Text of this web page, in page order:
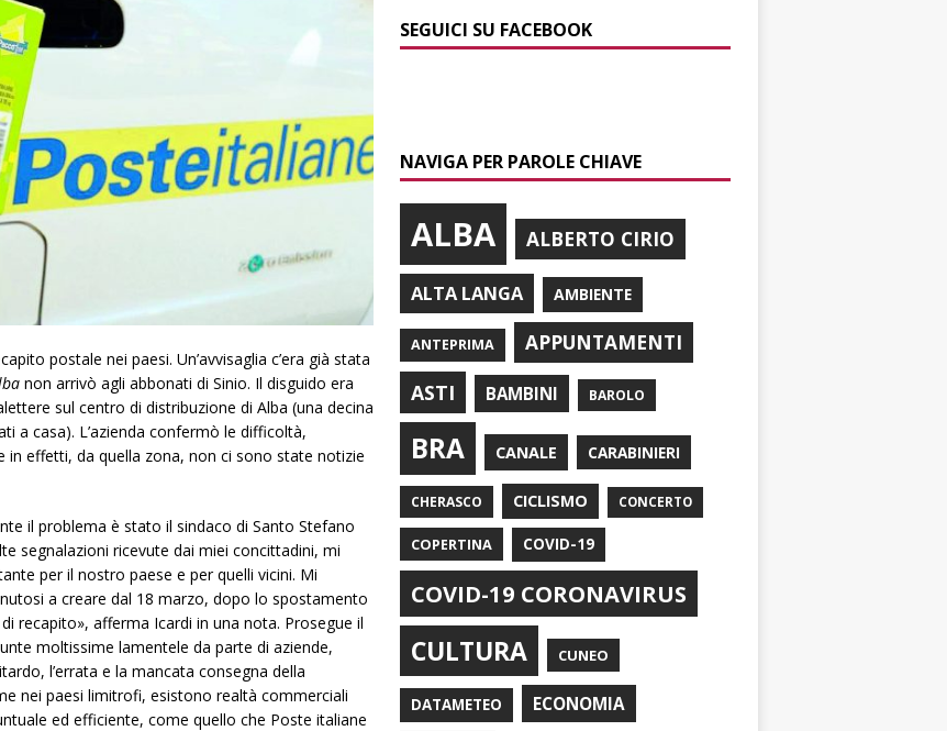
lunedì 10 agosto tornano le “Notti del vino”
al 16 agosto a Priocca c’è la Sagra della costata di
Club Bra: arriva il “Premio per l’Eccellenza” BRA
postale nei paesi. Un’avvisaglia c’era già stata
non arrivò agli abbonati di Sinio. Il disguido era
sul centro di distribuzione di Alba (una decina
a casa). L’azienda confermò le difficoltà,
in effetti, da quella zona, non ci sono state notizie
il problema è stato il sindaco di Santo Stefano
segnalazioni ricevute dai miei concittadini, mi
per il nostro paese e per quelli vicini. Mi
a creare dal 18 marzo, dopo lo spostamento
recapito», afferma Icardi in una nota. Prosegue il
moltissime lamentele da parte di aziende,
l’errata e la mancata consegna della
nei paesi limitrofi, esistono realtà commerciali
ed efficiente, come quello che Poste italiane
SEGUICI SU FACEBOOK
NAVIGA PER PAROLE CHIAVE
ALBA ALBERTO CIRIO
ALTA LANGA AMBIENTE
ANTEPRIMA
APPUNTAMENTI
ASTI
BAMBINI BAROLO
BRA CANALE CARABINIERI
CHERASCO CICLISMO CONCERTO
COPERTINA COVID-19
COVID-19 CORONAVIRUS
CULTURA CUNEO
DATAMETEO ECONOMIA